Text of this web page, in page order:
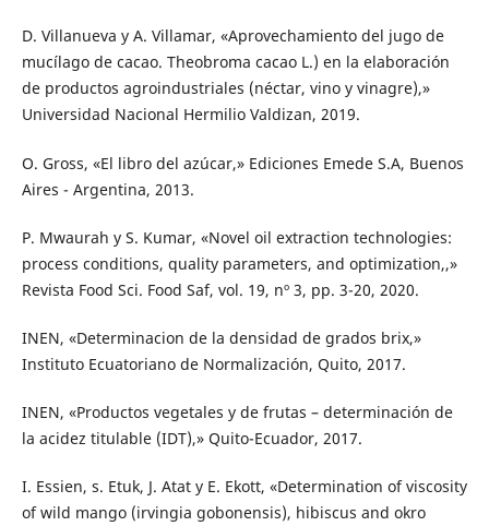
D. Villanueva y A. Villamar, «Aprovechamiento del jugo de
mucílago de cacao. Theobroma cacao L.) en la elaboración
de productos agroindustriales (néctar, vino y vinagre),»
Universidad Nacional Hermilio Valdizan, 2019.
O. Gross, «El libro del azúcar,» Ediciones Emede S.A, Buenos
Aires - Argentina, 2013.
P. Mwaurah y S. Kumar, «Novel oil extraction technologies:
process conditions, quality parameters, and optimization,,»
Revista Food Sci. Food Saf, vol. 19, nº 3, pp. 3-20, 2020.
INEN, «Determinacion de la densidad de grados brix,»
Instituto Ecuatoriano de Normalización, Quito, 2017.
INEN, «Productos vegetales y de frutas – determinación de
la acidez titulable (IDT),» Quito-Ecuador, 2017.
I. Essien, s. Etuk, J. Atat y E. Ekott, «Determination of viscosity
of wild mango (irvingia gobonensis), hibiscus and okro